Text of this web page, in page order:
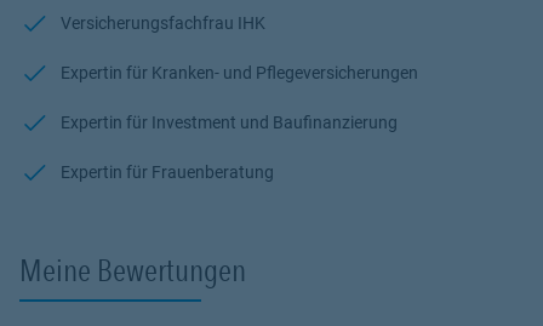
Versicherungsfachfrau IHK
Expertin für Kranken- und Pflegeversicherungen
Expertin für Investment und Baufinanzierung
Expertin für Frauenberatung
Meine Bewertungen